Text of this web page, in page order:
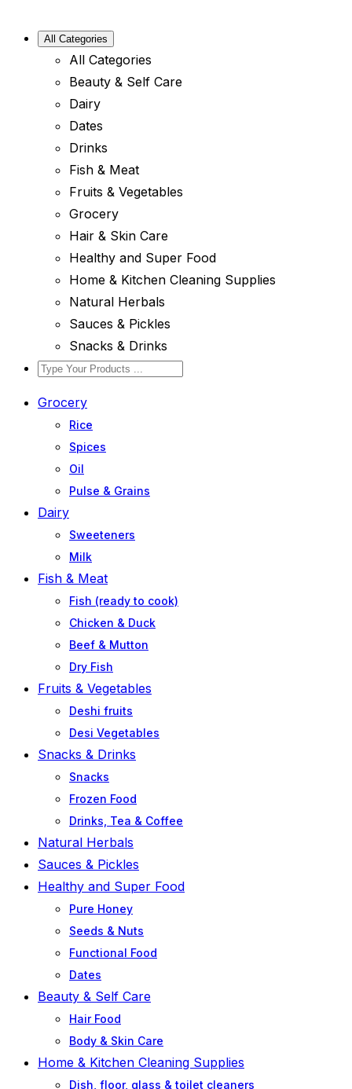
All Categories
All Categories
Beauty & Self Care
Dairy
Dates
Drinks
Fish & Meat
Fruits & Vegetables
Grocery
Hair & Skin Care
Healthy and Super Food
Home & Kitchen Cleaning Supplies
Natural Herbals
Sauces & Pickles
Snacks & Drinks
Grocery
Rice
Spices
Oil
Pulse & Grains
Dairy
Sweeteners
Milk
Fish & Meat
Fish (ready to cook)
Chicken & Duck
Beef & Mutton
Dry Fish
Fruits & Vegetables
Deshi fruits
Desi Vegetables
Snacks & Drinks
Snacks
Frozen Food
Drinks, Tea & Coffee
Natural Herbals
Sauces & Pickles
Healthy and Super Food
Pure Honey
Seeds & Nuts
Functional Food
Dates
Beauty & Self Care
Hair Food
Body & Skin Care
Home & Kitchen Cleaning Supplies
Dish, floor, glass & toilet cleaners